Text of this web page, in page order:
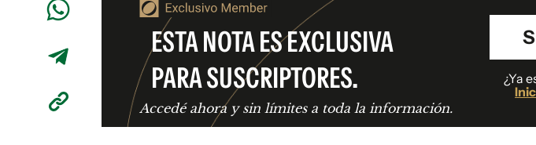
ESTA NOTA ES EXCLUSIVA
PARA SUSCRIPTORES.
Accedé ahora y sin límites a toda la información.
¿Ya